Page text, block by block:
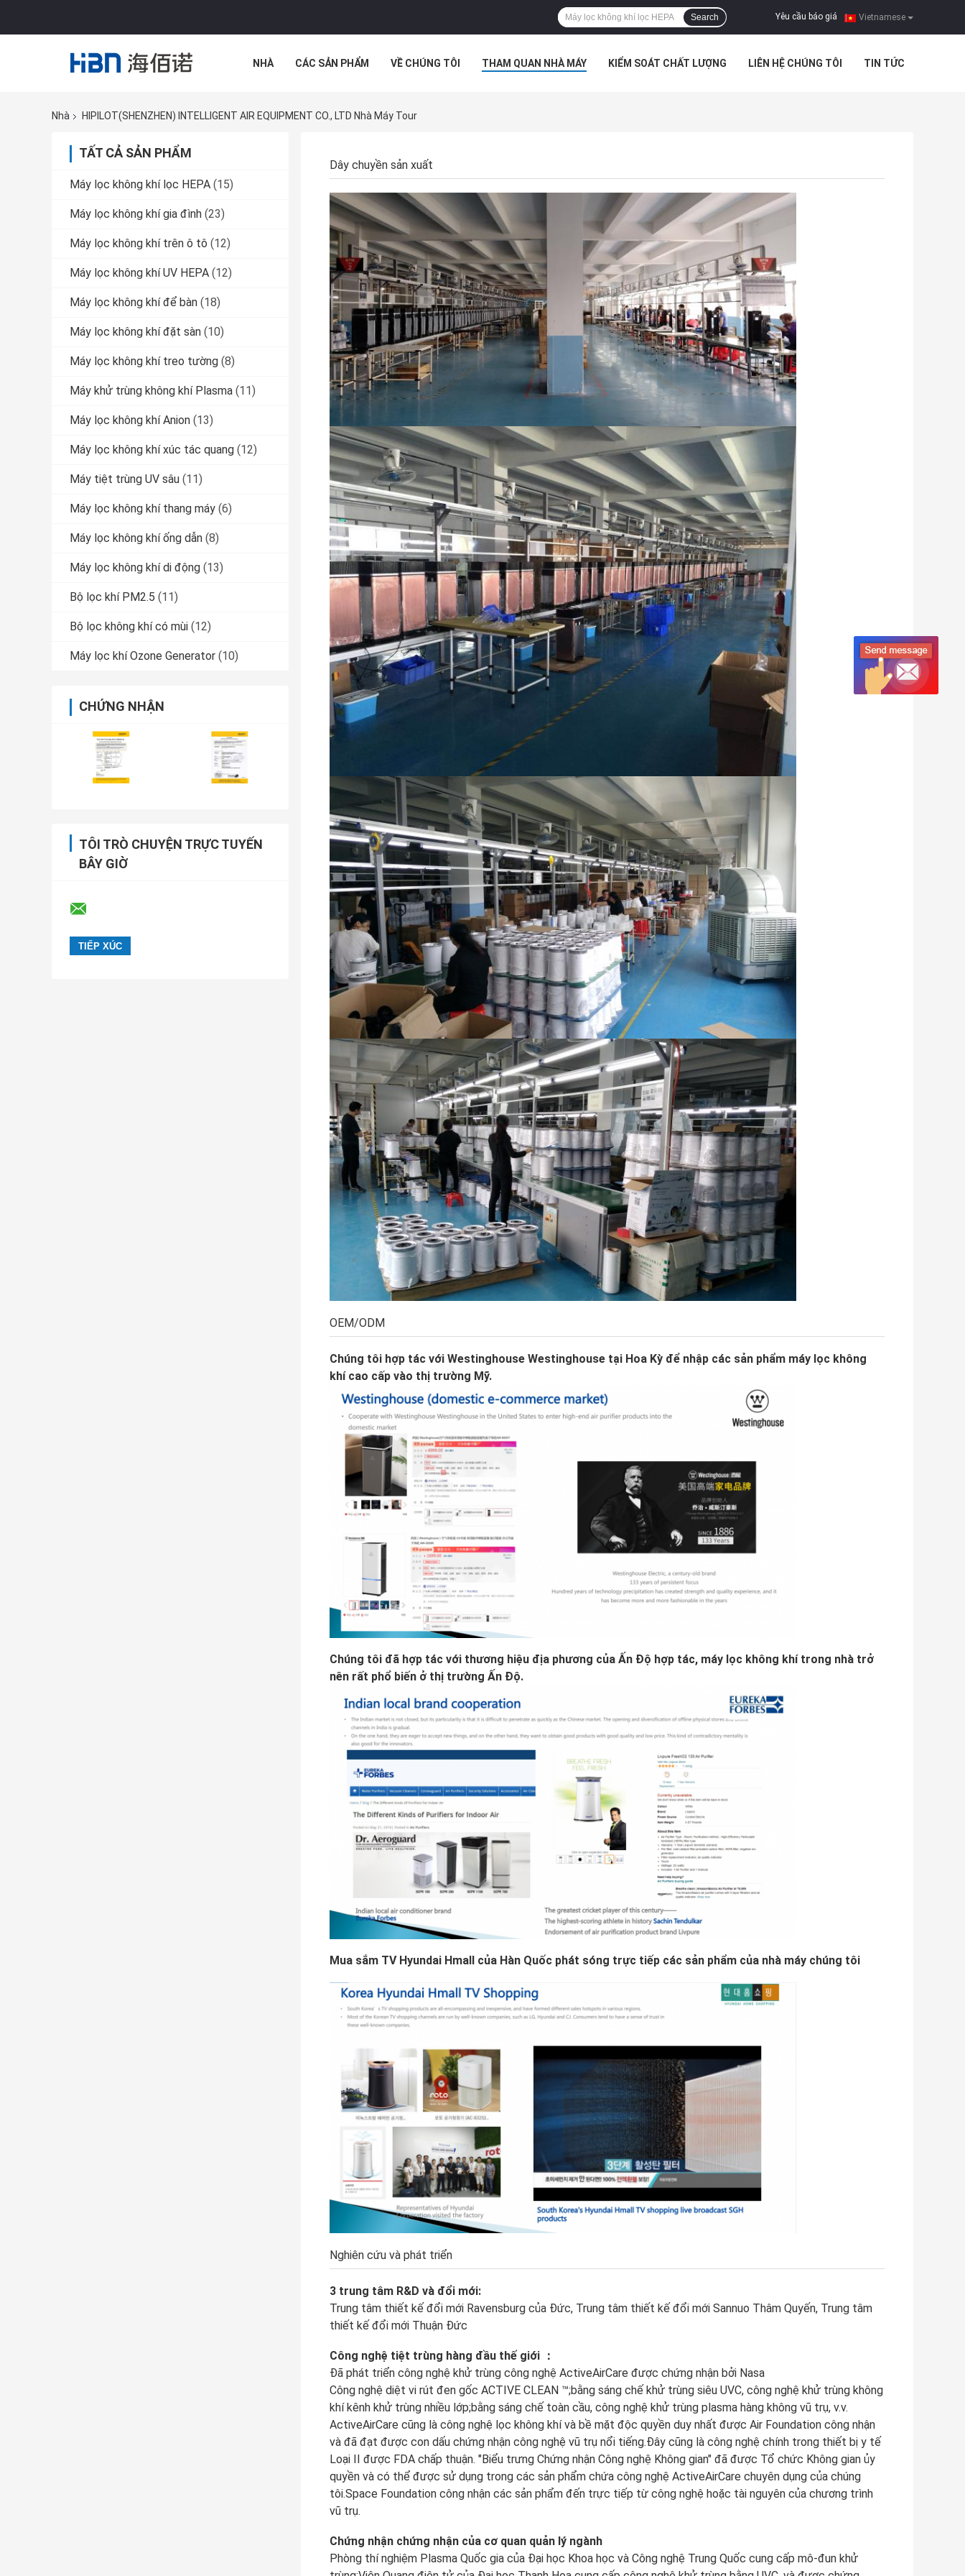
Để lại lời nhắn
Chúng tôi sẽ gọi lại cho bạn sớm!
Vietnamese
Yêu cầu báo giá |
Search
NHÀ CÁC SẢN PHẨM VỀ CHÚNG TÔI THAM QUAN NHÀ MÁY KIỂM SOÁT CHẤT LƯỢNG LIÊN HỆ CHÚNG TÔI TIN TỨC
Nhà
HIPILOT(SHENZHEN) INTELLIGENT AIR EQUIPMENT CO., LTD Nhà Máy Tour
TẤT CẢ SẢN PHẨM
Máy lọc không khí lọc HEPA (15)
Máy lọc không khí gia đình (23)
Máy lọc không khí trên ô tô (12)
Máy lọc không khí UV HEPA (12)
Máy lọc không khí để bàn (18)
Máy lọc không khí đặt sàn (10)
Máy lọc không khí treo tường (8)
Máy khử trùng không khí Plasma (11)
Máy lọc không khí Anion (13)
Máy lọc không khí xúc tác quang (12)
Máy tiệt trùng UV sâu (11)
Máy lọc không khí thang máy (6)
Máy lọc không khí ống dẫn (8)
Máy lọc không khí di động (13)
Bộ lọc khí PM2.5 (11)
Bộ lọc không khí có mùi (12)
Máy lọc khí Ozone Generator (10)
CHỨNG NHẬN
TÔI TRÒ CHUYỆN TRỰC TUYẾN
BÂY GIỜ
Dây chuyền sản xuất
OEM/ODM
Chúng tôi hợp tác với Westinghouse Westinghouse tại Hoa Kỳ để nhập các sản phẩm máy lọc không
khí cao cấp vào thị trường Mỹ.
Chúng tôi đã hợp tác với thương hiệu địa phương của Ấn Độ hợp tác, máy lọc không khí trong nhà trở
nên rất phổ biến ở thị trường Ấn Độ.
Mua sắm TV Hyundai Hmall của Hàn Quốc phát sóng trực tiếp các sản phẩm của nhà máy chúng tôi
Nghiên cứu và phát triển
3 trung tâm R&D và đổi mới:
Trung tâm thiết kế đổi mới Ravensburg của Đức, Trung tâm thiết kế đổi mới Sannuo Thâm Quyến, Trung tâm
thiết kế đổi mới Thuận Đức
Công nghệ tiệt trùng hàng đầu thế giới ：
Đã phát triển công nghệ khử trùng công nghệ ActiveAirCare được chứng nhận bởi Nasa
Công nghệ diệt vi rút đen gốc ACTIVE CLEAN ™;bằng sáng chế khử trùng siêu UVC, công nghệ khử trùng không
khí kênh khử trùng nhiều lớp;bằng sáng chế toàn cầu, công nghệ khử trùng plasma hàng không vũ trụ, v.v.
ActiveAirCare cũng là công nghệ lọc không khí và bề mặt độc quyền duy nhất được Air Foundation công nhận
và đã đạt được con dấu chứng nhận công nghệ vũ trụ nổi tiếng.Đây cũng là công nghệ chính trong thiết bị y tế
Loại II được FDA chấp thuận. "Biểu trưng Chứng nhận Công nghệ Không gian" đã được Tổ chức Không gian ủy
quyền và có thể được sử dụng trong các sản phẩm chứa công nghệ ActiveAirCare chuyên dụng của chúng
tôi.Space Foundation công nhận các sản phẩm đến trực tiếp từ công nghệ hoặc tài nguyên của chương trình
vũ trụ.
Chứng nhận chứng nhận của cơ quan quản lý ngành
Phòng thí nghiệm Plasma Quốc gia của Đại học Khoa học và Công nghệ Trung Quốc cung cấp mô-đun khử